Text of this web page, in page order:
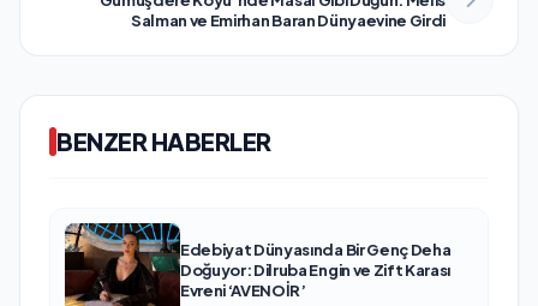
Salman ve Emirhan Baran Dünyaevine Girdi
BENZER HABERLER
Edebiyat Dünyasında Bir Genç Deha
Doğuyor: Dilruba Engin ve Zift Karası
Evreni ‘AVENOİR’